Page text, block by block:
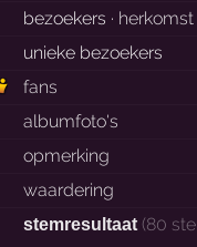
bezoekers · herkomst
unieke bezoekers
fans
albumfoto's
opmerking
waardering
stemresultaat (80